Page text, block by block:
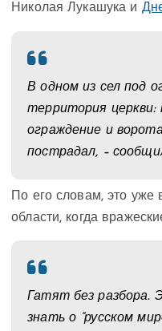
Николая Лукашука и
В одном из сел под
территория церкви:
ограждение и
пострадал, –
По его словам, это уже
области, когда
Гатят без разбора.
знать о “русском